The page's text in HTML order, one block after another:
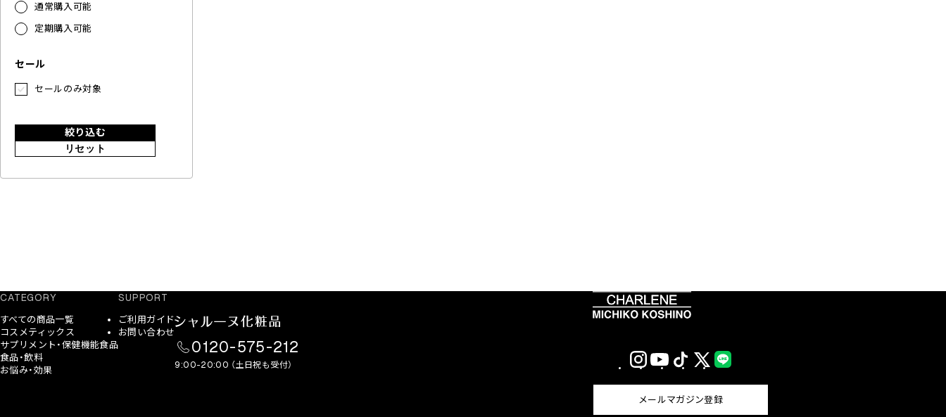
通常購入可能
定期購入可能
セール
セールのみ対象
絞り込む
リセット
CATEGORY
すべての商品一覧
コスメティックス
サプリメント・保健機能食品
食品・飲料
お悩み・効果
SUPPORT
ご利用ガイド
お問い合わせ
0120-575-212
9:00-20:00 （土日祝も受付）
InstagramYouTubeTikTok X
(Twitter)
メールマガジン登録